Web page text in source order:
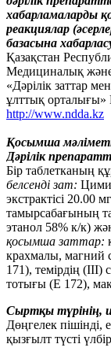
хабарламаларды
реакциялар
базасына
Қазақстан
Медициналық және
«Дәрілік заттар
ұлттық
http://www.ndda.kz
Қосымша
Дәрілік
Бір таблетканың
белсенді зат:
экстрактісі 20.00
тамырсабағының
этанол 58% к/к)
қосымша заттар:
крахмалы, магний
171), темірдің
тотығы (Е 172),
Сыртқы түрінің,
Дөңгелек пішінді,
қызғылт түсті